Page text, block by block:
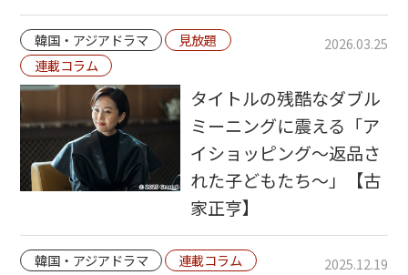
韓国・アジアドラマ
見放題
連載コラム
2026.03.25
タイトルの残酷なダブル
ミーニングに震える「ア
イショッピング～返品さ
れた子どもたち～」【古
家正亨】
韓国・アジアドラマ 連載コラム 2025.12.19